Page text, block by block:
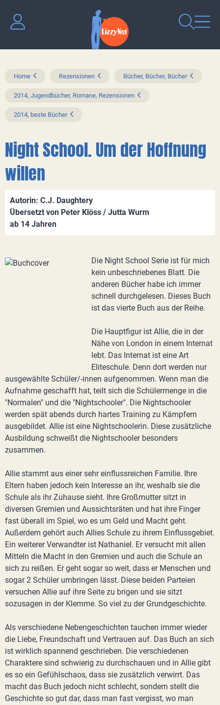
Home Rezensionen Bücher, Bücher, Bücher
2014, Jugendbücher, Romane, Rezensionen
2014, beste Bücher
Night School. Um der Hoffnung
willen
Autorin: C.J. Daughtery
Übersetzt von Peter Klöss / Jutta Wurm
ab 14 Jahren
Die Night School Serie ist für mich
kein unbeschriebenes Blatt. Die
anderen Bücher habe ich immer
schnell durchgelesen. Dieses Buch
ist das vierte Buch aus der Reihe.
Die Hauptfigur ist Allie, die in der
Nähe von London in einem Internat
lebt. Das Internat ist eine Art
Eliteschule. Denn dort werden nur
ausgewählte Schüler/-innen aufgenommen. Wenn man die
Aufnahme geschafft hat, teilt sich die Schülermenge in die
"Normalen" und die "Nightschooler". Die Nightschooler
werden spät abends durch hartes Training zu Kämpfern
ausgebildet. Allie ist eine Nightschoolerin. Diese zusätzliche
Ausbildung schweißt die Nightschooler besonders
zusammen.
Allie stammt aus einer sehr einflussreichen Familie. Ihre
Eltern haben jedoch kein Interesse an ihr, weshalb sie die
Schule als ihr Zuhause sieht. Ihre Großmutter sitzt in
diversen Gremien und Aussichtsräten und hat ihre Finger
fast überall im Spiel, wo es um Geld und Macht geht.
Außerdem gehört auch Allies Schule zu ihrem Einflussgebiet.
Ein weiterer Verwandter ist Nathaniel. Er versucht mit allen
Mitteln die Macht in den Gremien und auch die Schule an
sich zu reißen. Er geht sogar so weit, dass er Menschen und
sogar 2 Schüler umbringen lässt. Diese beiden Parteien
versuchen Allie auf ihre Seite zu brigen und sie sitzt
sozusagen in der Klemme. So viel zu der Grundgeschichte.
Als verschiedene Nebengeschichten tauchen immer wieder
die Liebe, Freundschaft und Vertrauen auf. Das Buch an sich
ist wirklich spannend geschrieben. Die verschiedenen
Charaktere sind schwierig zu durchschauen und in Allie gibt
es so ein Gefühlschaos, dass sie zusätzlich verwirrt. Das
macht das Buch jedoch nicht schlecht, sondern stellt die
Geschichte so gut dar, dass man fast vergisst, wo man